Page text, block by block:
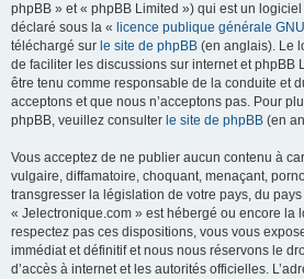
phpBB » et « phpBB Limited ») qui est un
déclaré sous la « licence publique générale
téléchargé sur le site de phpBB (en anglais). Le
de faciliter les discussions sur internet et phpBB
être tenu comme responsable de la conduite et
acceptons et que nous n’acceptons pas. Pour
phpBB, veuillez consulter le site de phpBB (en
Vous acceptez de ne publier aucun contenu à
vulgaire, diffamatoire, choquant, menaçant,
transgresser la législation de votre pays, du
« Jelectronique.com » est hébergé ou encore la
respectez pas ces dispositions, vous vous
immédiat et définitif et nous nous réservons le
d’accès à internet et les autorités officielles.